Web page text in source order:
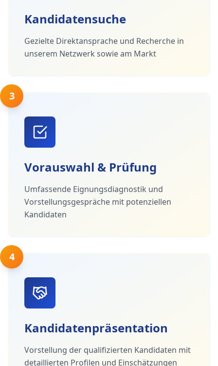
Kandidatensuche
Gezielte Direktansprache und Recherche in
unserem Netzwerk sowie am Markt
3
Vorauswahl & Prüfung
Umfassende Eignungsdiagnostik und
Vorstellungsgespräche mit potenziellen
Kandidaten
4
Kandidatenpräsentation
Vorstellung der qualifizierten Kandidaten mit
detaillierten Profilen und Einschätzungen